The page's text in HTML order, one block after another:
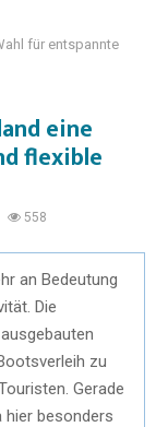
für entspannte
eine
flexible
558
an Bedeutung
Die
zu
Gerade
hier besonders